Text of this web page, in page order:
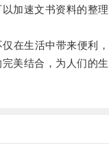
加速文书资料的整
生活中带来便利，
美结合，为人们的